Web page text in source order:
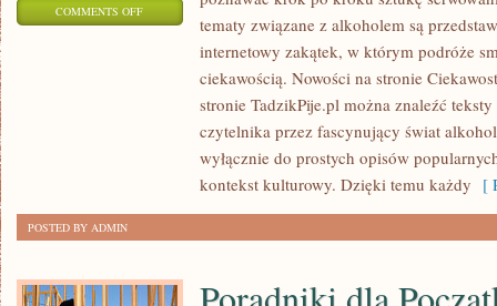
COMMENTS OFFON
tematy związane z alkoholem są
internetowy zakątek, w którym podróże
ciekawością. Nowości na stronie
stronie TadzikPije.pl można znaleźć
czytelnika przez fascynujący świat
wyłącznie do prostych opisów
kontekst kulturowy. Dzięki temu każdy [
POSTED BY ADMIN